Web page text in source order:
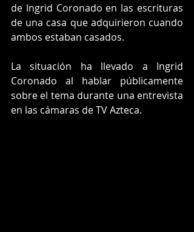
de Ingrid Coronado en las escrituras
de una casa que adquirieron cuando
ambos estaban casados.
La situación ha llevado a Ingrid
Coronado al hablar públicamente
sobre el tema durante una entrevista
en las cámaras de TV Azteca.